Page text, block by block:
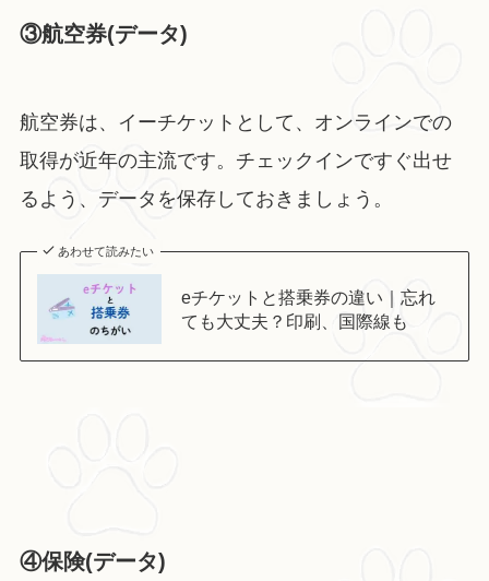
③航空券(データ)
航空券は、イーチケットとして、オンラインでの
取得が近年の主流です。チェックインですぐ出せ
るよう、データを保存しておきましょう。
あわせて読みたい
eチケットと搭乗券の違い｜忘れ
ても大丈夫？印刷、国際線も
④保険(データ)